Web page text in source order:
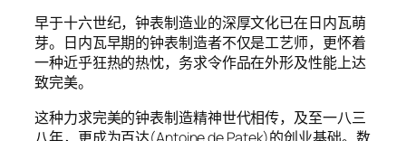
早于十六世纪，钟表制造业的深厚文化已在日内瓦萌
芽。日内瓦早期的钟表制造者不仅是工艺师，更怀着
一种近乎狂热的热忱，务求令作品在外形及性能上达
致完美。
这种力求完美的钟表制造精神世代相传，及至一八三